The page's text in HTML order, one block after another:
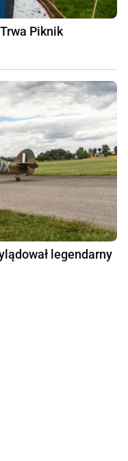
Piknik
legendarny